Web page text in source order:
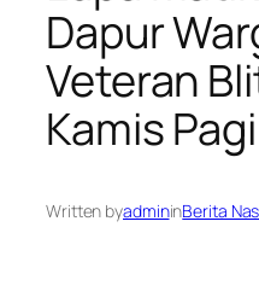
Dapur
Veteran
Kamis Pagi
Written byadmininBerita